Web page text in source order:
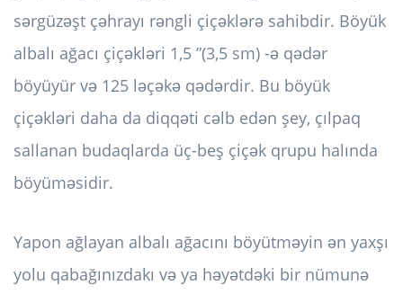
sərgüzəşt çəhrayı rəngli çiçəklərə sahibdir. Böyük
albalı ağacı çiçəkləri 1,5 ”(3,5 sm) -ə qədər
böyüyür və 125 ləçəkə qədərdir. Bu böyük
çiçəkləri daha da diqqəti cəlb edən şey, çılpaq
sallanan budaqlarda üç-beş çiçək qrupu halında
böyüməsidir.
Yapon ağlayan albalı ağacını böyütməyin ən yaxşı
yolu qabağınızdakı və ya həyətdəki bir nümunə